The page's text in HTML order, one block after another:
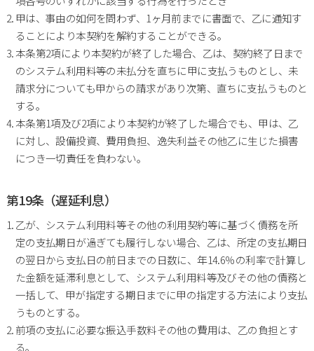
甲は、事由の如何を問わず、1ヶ月前までに書面で、乙に通知す
ることにより本契約を解約することができる。
本条第2項により本契約が終了した場合、乙は、契約終了日まで
のシステム利用料等の未払分を直ちに甲に支払うものとし、未
請求分についても甲からの請求があり次第、直ちに支払うものと
する。
本条第1項及び2項により本契約が終了した場合でも、甲は、乙
に対し、設備投資、費用負担、逸失利益その他乙に生じた損害
につき一切責任を負わない。
第19条（遅延利息）
乙が、システム利用料等その他の利用契約等に基づく債務を所
定の支払期日が過ぎても履行しない場合、乙は、所定の支払期日
の翌日から支払日の前日までの日数に、年14.6％の利率で計算し
た金額を延滞利息として、システム利用料等及びその他の債務と
一括して、甲が指定する期日までに甲の指定する方法により支払
うものとする。
前項の支払に必要な振込手数料その他の費用は、乙の負担とす
る。